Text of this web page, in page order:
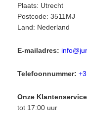
Plaats: Utrecht
Postcode: 3511MJ
Land: Nederland
E-mailadres:
Telefoonnummer:
Onze
tot 17:00 uur